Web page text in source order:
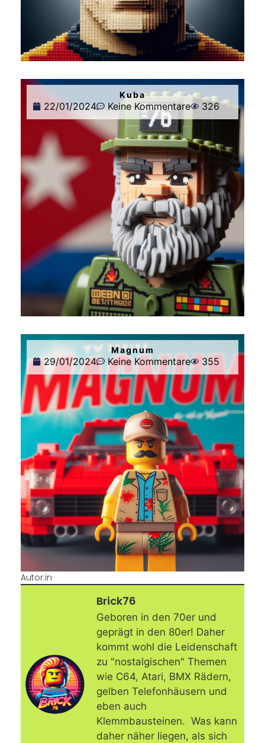
Kuba
22/01/2024 Keine Kommentare 326
Magnum
29/01/2024 Keine Kommentare 355
Autor:in
Brick76
Geboren in den 70er und
geprägt in den 80er! Daher
kommt wohl die Leidenschaft
zu "nostalgischen" Themen
wie C64, Atari, BMX Rädern,
gelben Telefonhäusern und
eben auch
Klemmbausteinen. Was kann
daher näher liegen, als sich